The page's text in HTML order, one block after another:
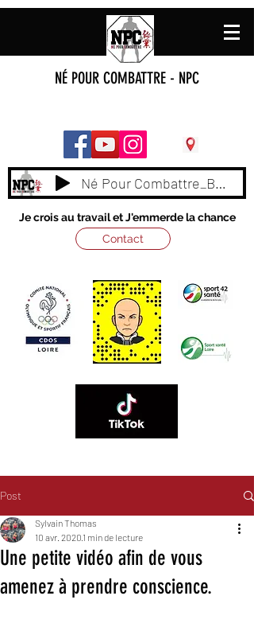
NÉ POUR COMBATTRE - NPC
Né Pour Combattre_BY_ NAAS
Je crois au travail et J'emmerde la chance
Contact
Post
Une petite vidéo afin de vous
amenez à prendre conscience.
Sylvain Thomas
10 avr. 2020 1 min de lecture